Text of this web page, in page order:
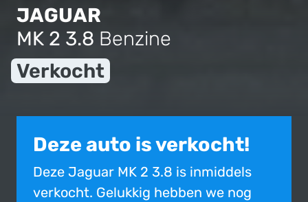
JAGUAR
MK 2 3.8 Benzine
Verkocht
Deze auto is verkocht!
Deze Jaguar MK 2 3.8 is inmiddels
verkocht. Gelukkig hebben we nog